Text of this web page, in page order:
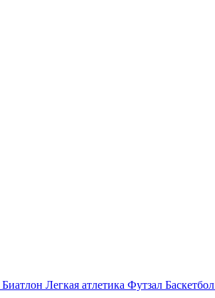
Биатлон Легкая атлетика Футзал Баскетбол